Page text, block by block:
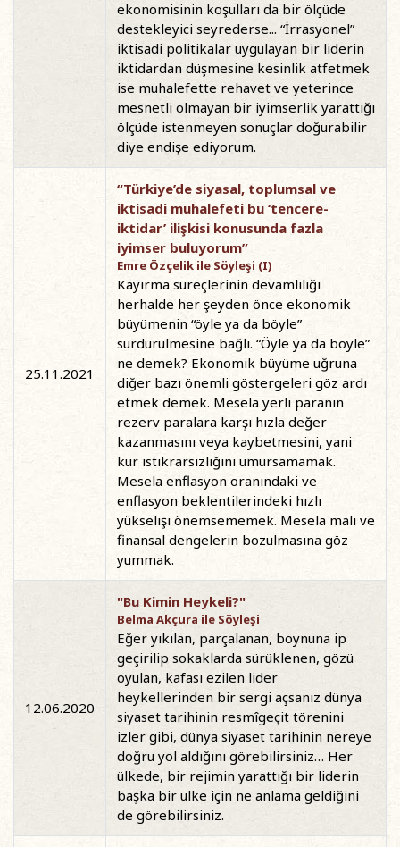
ekonomisinin koşulları da bir ölçüde
destekleyici seyrederse... “İrrasyonel”
iktisadi politikalar uygulayan bir liderin
iktidardan düşmesine kesinlik atfetmek
ise muhalefette rehavet ve yeterince
mesnetli olmayan bir iyimserlik yarattığı
ölçüde istenmeyen sonuçlar doğurabilir
diye endişe ediyorum.
25.11.2021
“Türkiye’de siyasal, toplumsal ve
iktisadi muhalefeti bu ‘tencere-
iktidar’ ilişkisi konusunda fazla
iyimser buluyorum”
Emre Özçelik ile Söyleşi (I)
Kayırma süreçlerinin devamlılığı
herhalde her şeyden önce ekonomik
büyümenin “öyle ya da böyle”
sürdürülmesine bağlı. “Öyle ya da böyle”
ne demek? Ekonomik büyüme uğruna
diğer bazı önemli göstergeleri göz ardı
etmek demek. Mesela yerli paranın
rezerv paralara karşı hızla değer
kazanmasını veya kaybetmesini, yani
kur istikrarsızlığını umursamamak.
Mesela enflasyon oranındaki ve
enflasyon beklentilerindeki hızlı
yükselişi önemsememek. Mesela mali ve
finansal dengelerin bozulmasına göz
yummak.
12.06.2020
"Bu Kimin Heykeli?"
Belma Akçura ile Söyleşi
Eğer yıkılan, parçalanan, boynuna ip
geçirilip sokaklarda sürüklenen, gözü
oyulan, kafası ezilen lider
heykellerinden bir sergi açsanız dünya
siyaset tarihinin resmîgeçit törenini
izler gibi, dünya siyaset tarihinin nereye
doğru yol aldığını görebilirsiniz… Her
ülkede, bir rejimin yarattığı bir liderin
başka bir ülke için ne anlama geldiğini
de görebilirsiniz.